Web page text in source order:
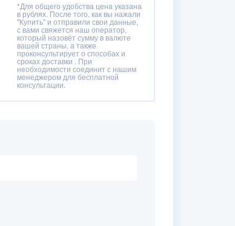
*Для общего удобства цена указана
в рублях. После того, как вы нажали
"Купить" и отправили свои данные,
с вами свяжется наш оператор,
который назовёт сумму в валюте
вашей страны, а также
проконсультирует о способах и
сроках доставки . При
необходимости соединит с нашим
менеджером для бесплатной
консультации.